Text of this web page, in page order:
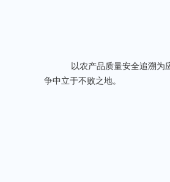
以农产品质量安全追溯为
争中立于不败之地。